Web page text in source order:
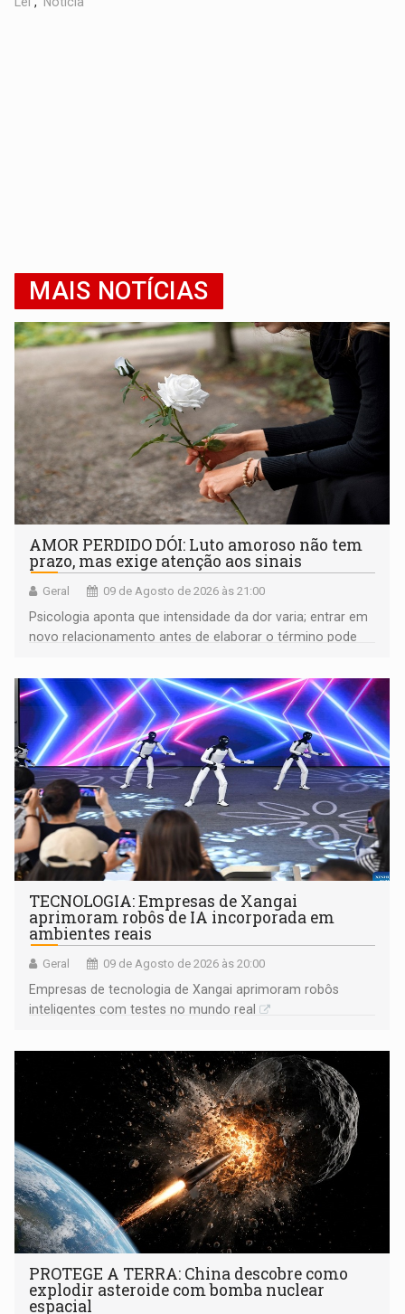
MAIS NOTÍCIAS
AMOR PERDIDO DÓI: Luto amoroso não tem
prazo, mas exige atenção aos sinais
Geral 09 de Agosto de 2026 às 21:00
Psicologia aponta que intensidade da dor varia; entrar em
novo relacionamento antes de elaborar o término pode
TECNOLOGIA: Empresas de Xangai
aprimoram robôs de IA incorporada em
ambientes reais
Geral 09 de Agosto de 2026 às 20:00
Empresas de tecnologia de Xangai aprimoram robôs
inteligentes com testes no mundo real
PROTEGE A TERRA: China descobre como
explodir asteroide com bomba nuclear
espacial